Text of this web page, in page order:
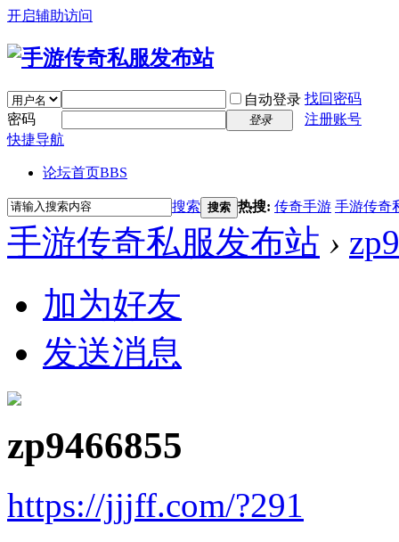
开启辅助访问
自动登录 找回密码
密码
登录
注册账号
快捷导航
论坛首页BBS
搜索 搜索 热搜: 传奇手游 手游传奇
手游传奇私服发布站 ›
加为好友
发送消息
zp9466855
https://jjjff.com/?291